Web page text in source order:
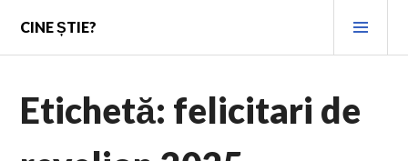
content
CINE ȘTIE?
Etichetă: felicitari de